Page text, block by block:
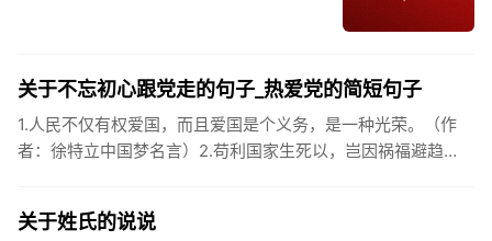
关于不忘初心跟党走的句子_热爱党的简短句子
1.人民不仅有权爱国，而且爱国是个义务，是一种光荣。（作
者：徐特立中国梦名言）2.苟利国家生死以，岂因祸福避趋
关于姓氏的说说